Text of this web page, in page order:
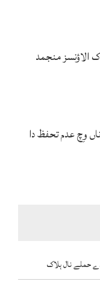
وِچ عدم تحفظ دا
حملے نال ہلاک